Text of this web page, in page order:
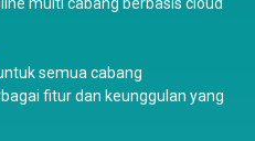
semua cabang
fitur dan keunggulan yang